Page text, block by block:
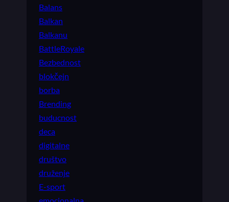
Balans
Balkan
Balkanu
BattleRoyale
Bezbednost
blokčejn
borba
Brending
buducnost
deca
digitalne
društvo
druženje
E-sport